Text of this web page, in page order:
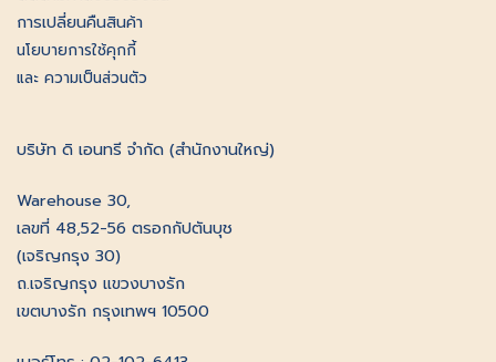
การเปลี่ยนคืนสินค้า
นโยบายการใช้คุกกี้
และ ความเป็นส่วนตัว
บริษัท ดิ เอนทรี จำกัด (สำนักงานใหญ่)
Warehouse 30,
เลขที่ 48,52-56 ตรอกกัปตันบุช
(เจริญกรุง 30)
ถ.เจริญกรุง แขวงบางรัก
เขตบางรัก กรุงเทพฯ 10500